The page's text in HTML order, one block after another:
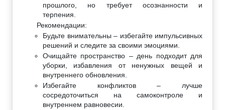
прошлого, но требует осознанности и
терпения.
Рекомендации:
Будьте внимательны – избегайте импульсивных
решений и следите за своими эмоциями.
Очищайте пространство – день подходит для
уборки, избавления от ненужных вещей и
внутреннего обновления.
Избегайте конфликтов – лучше
сосредоточиться на самоконтроле и
внутреннем равновесии.